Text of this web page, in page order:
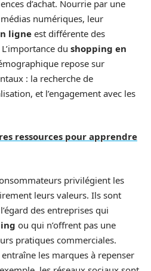
d’achat. Nourrie par une
numériques, leur
ligne est différente des
du shopping en
repose sur
: la recherche de
et l’engagement avec les
ressources pour apprendre
privilégient les
leurs valeurs. Ils sont
des entreprises qui
ou qui n’offrent pas une
pratiques commerciales.
les marques à repenser